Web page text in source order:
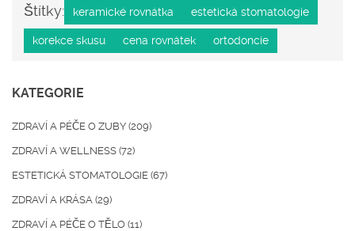
Štítky: keramické rovnátka estetická stomatologie
korekce skusu cena rovnátek ortodoncie
KATEGORIE
ZDRAVÍ A PÉČE O ZUBY (209)
ZDRAVÍ A WELLNESS (72)
ESTETICKÁ STOMATOLOGIE (67)
ZDRAVÍ A KRÁSA (29)
ZDRAVÍ A PÉČE O TĚLO (11)